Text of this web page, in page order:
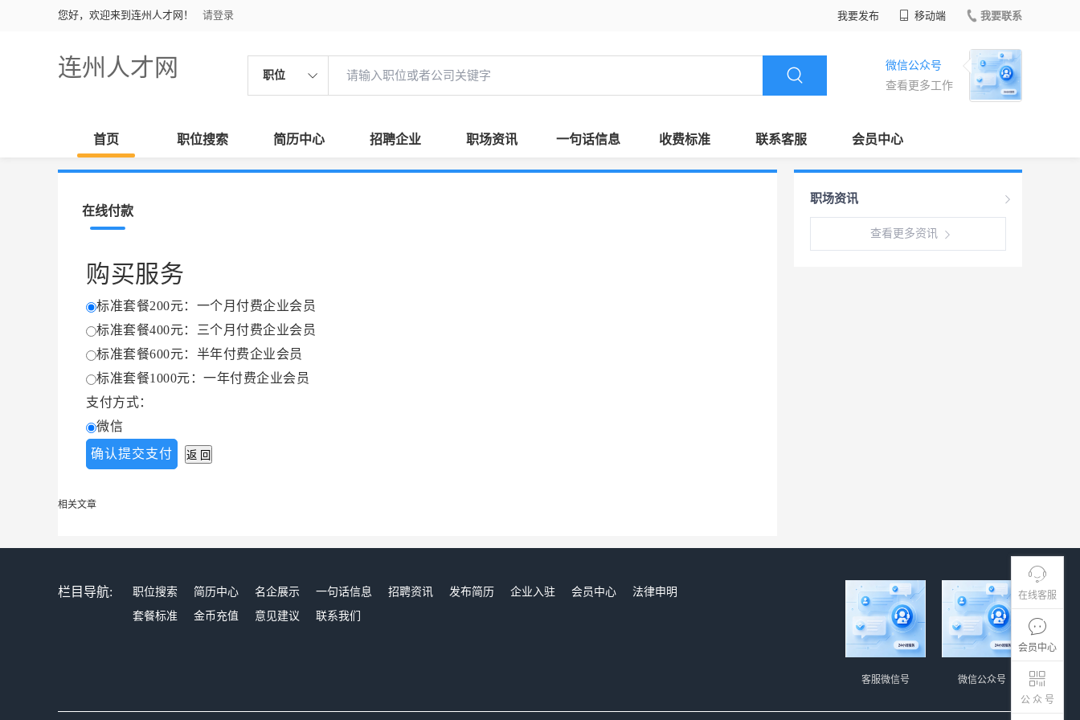
您好，欢迎来到连州人才网！ 请登录 我要发布 移动端 我要联系
连州人才网 职位
微信公众号
查看更多工作
首页 职位搜索 简历中心 招聘企业 职场资讯 一句话信息 收费标准 联系客服 会员中心
在线客服
会员中心
公 众 号
在线付款
购买服务
标准套餐200元：一个月付费企业会员
标准套餐400元：三个月付费企业会员
标准套餐600元：半年付费企业会员
标准套餐1000元：一年付费企业会员
支付方式：
微信
相关文章
职场资讯
查看更多资讯
栏目导航: 职位搜索 简历中心 名企展示 一句话信息 招聘资讯 发布简历 企业入驻 会员中心
法律申明
套餐标准
金币充值 意见建议 联系我们
微信公众号
客服微信号